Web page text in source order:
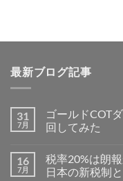
最新ブログ記事
31
7月
ゴールドCOT
回してみた
16
7月
税率20%は朗
日本の新税制